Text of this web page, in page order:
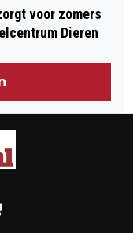
voor zomers
Dieren